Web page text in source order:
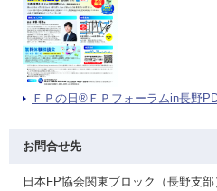
ＦＰの日®ＦＰフォーラムin長野
お問合せ先
日本FP協会関東ブロック（長野支部